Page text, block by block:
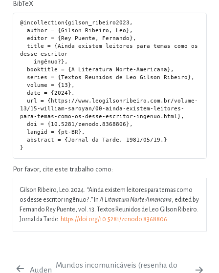
BibTeX
@incollection{gilson_ribeiro2023,
  author = {Gilson Ribeiro, Leo},
  editor = {Rey Puente, Fernando},
  title = {Ainda existem leitores para temas como os
desse escritor
  volume = {13},
  date = {2024},
13/15-william-saroyan/00-ainda-existem-leitores-
para-temas-como-os-desse-escritor-ingenuo.html},
  doi = {10.5281/zenodo.8368806},
  abstract = {Jornal da Tarde, 1981/05/19.}
Por favor, cite este trabalho como:
Gilson Ribeiro, Leo. 2024. “Ainda existem leitores para temas como
os desse escritor ingênuo? .” InA Literatura Norte-Americana, edited by
Fernando Rey Puente, vol. 13. Textos Reunidos de Leo Gilson Ribeiro.
Jornal da Tarde. https://doi.org/10.5281/zenodo.8368806
Auden
Mundos incomunicáveis (resenha do